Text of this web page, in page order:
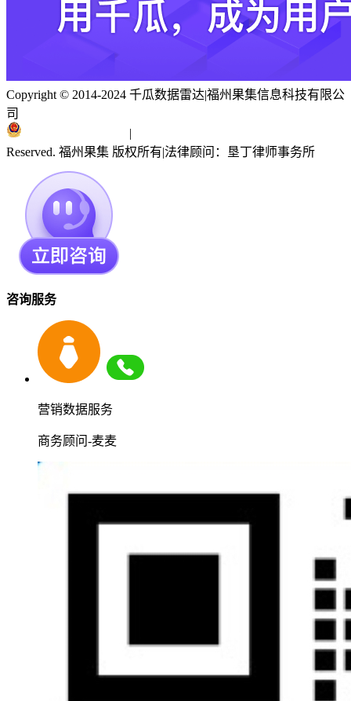
Copyright © 2014-2024 千瓜数据雷达|福州果集信息科技有限公
司
|
Reserved. 福州果集 版权所有|法律顾问：垦丁律师事务所
咨询服务
营销数据服务
商务顾问-麦麦